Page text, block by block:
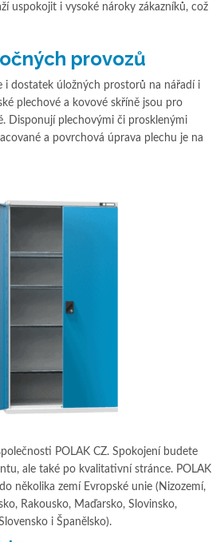
uspokojit i vysoké nároky zákazníků, což
provozů
i dostatek úložných prostorů na nářadí i
plechové a kovové skříně jsou pro
Disponují plechovými či prosklenými
a povrchová úprava plechu je na
POLAK CZ. Spokojení budete
ale také po kvalitativní stránce. POLAK
několika zemí Evropské unie (Nizozemí,
Rakousko, Maďarsko, Slovinsko,
i Španělsko).